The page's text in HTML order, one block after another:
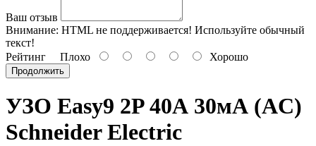
Ваш отзыв
Внимание: HTML не поддерживается! Используйте обычный
текст!
Рейтинг Плохо Хорошо
Продолжить
УЗО Easy9 2P 40А 30мА (AC)
Schneider Electric